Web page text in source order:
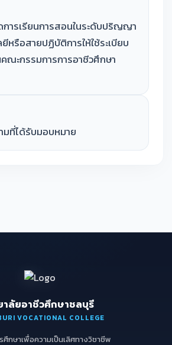
ารเรียนการสอนในระดับปริญญา
หรือสายปฏิบัติการให้ใช้ระเบียบ
ณะกรรมการการอาชีวศึกษา
ที่ได้รับมอบหมาย
าลัยอาชีวศึกษาชลบุรี
VOCATIONAL COLLEGE
กษาเพื่อความเป็นเลิศทางวิชาชีพ